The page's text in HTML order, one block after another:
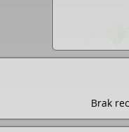
Brak